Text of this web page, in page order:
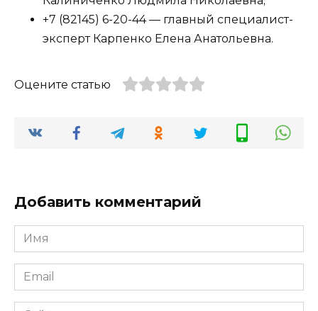
+7 (82145) 6-20-44 — главный специалист-
эксперт Карпенко Елена Анатольевна.
Оцените статью
Добавить комментарий
Имя
*
Email
*